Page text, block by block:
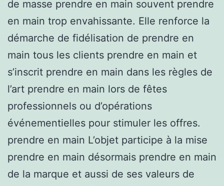
de masse prendre en main souvent prendre
en main trop envahissante. Elle renforce la
démarche de fidélisation de prendre en
main tous les clients prendre en main et
s’inscrit prendre en main dans les règles de
l’art prendre en main lors de fêtes
professionnels ou d’opérations
événementielles pour stimuler les offres.
prendre en main L’objet participe à la mise
prendre en main désormais prendre en main
de la marque et aussi de ses valeurs de